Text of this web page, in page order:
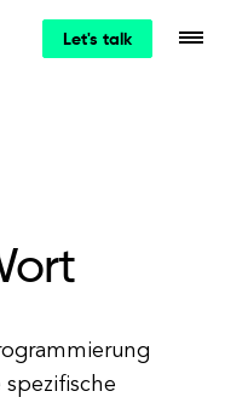
Let's talk
spezifische